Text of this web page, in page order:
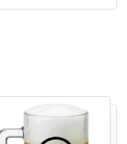
várias variantes. As opções